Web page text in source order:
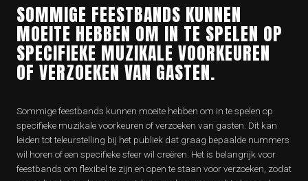
SOMMIGE FEESTBANDS KUNNEN
MOEITE HEBBEN OM IN TE SPELEN OP
SPECIFIEKE MUZIKALE VOORKEUREN
OF VERZOEKEN VAN GASTEN.
Sommige feestbands kunnen moeite hebben om in te spelen op
specifieke muzikale voorkeuren of verzoeken van gasten. Dit kan
leiden tot teleurstelling bij het publiek dat graag bepaalde nummers
wil horen of een specifieke sfeer wil creëren. Het is belangrijk voor
feestbands om flexibel te zijn en open te staan voor verzoeken, zodat